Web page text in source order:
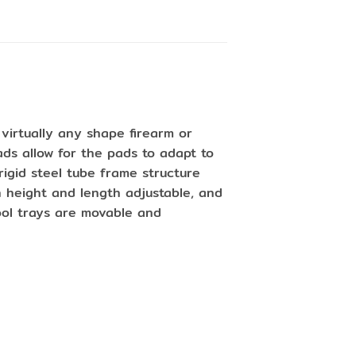
any shape firearm or
allow for the pads to adapt to
steel tube frame structure
and length adjustable, and
trays are movable and